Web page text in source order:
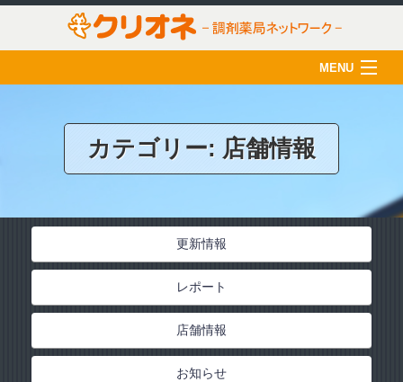
MENU
クリオネについて
店舗一覧
薬剤師の育成
カテゴリー: 店舗情報
更新情報
レポート
店舗情報
お知らせ